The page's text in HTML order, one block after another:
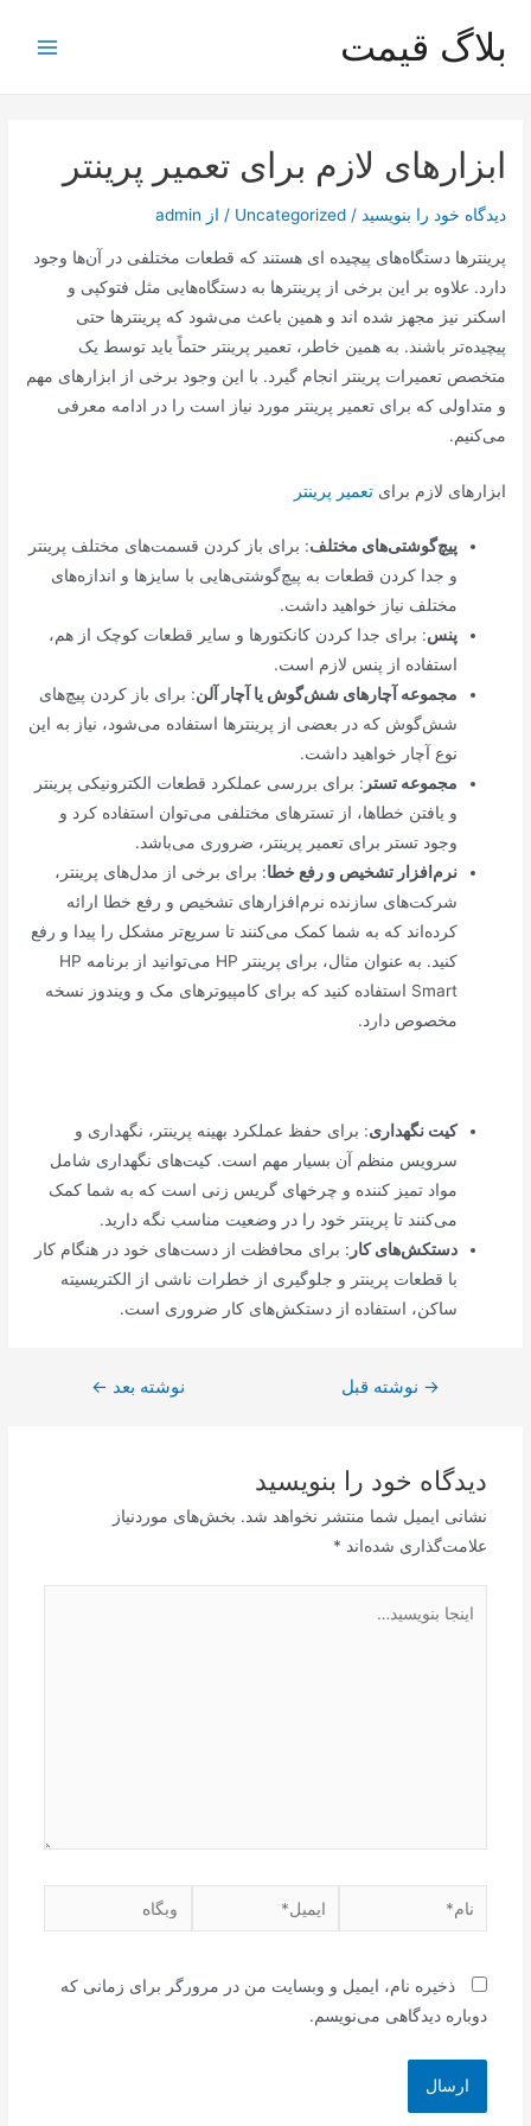
محتوا
بلاگ قیمت
ابزارهای لازم برای تعمیر پرینتر
دیدگاه‌ خود را بنویسید /
Uncategorized / از admin
پرینترها دستگاه‌های پیچیده ای هستند که قطعات مختلفی در آن‌ها وجود
دارد. علاوه بر این برخی از پرینترها به دستگاه‌هایی مثل فتوکپی و
اسکنر نیز مجهز شده اند و همین باعث می‌شود که پرینترها حتی
پیچیده‌تر باشند. به همین خاطر، تعمیر پرینتر حتماً باید توسط یک
متخصص تعمیرات پرینتر انجام گیرد. با این وجود برخی از ابزارهای مهم
و متداولی که برای تعمیر پرینتر مورد نیاز است را در ادامه معرفی
می‌کنیم.
ابزارهای لازم برایتعمیر پرینتر
پیچ‌گوشتی‌های مختلف: برای باز کردن قسمت‌های مختلف پرینتر
و جدا کردن قطعات به پیچ‌گوشتی‌هایی با سایزها و اندازه‌های
مختلف نیاز خواهید داشت.
پنس: برای جدا کردن کانکتورها و سایر قطعات کوچک از هم،
استفاده از پنس لازم است.
مجموعه آچارهای شش‌گوش یا آچار آلن: برای باز کردن پیچ‌های
شش‌گوش که در بعضی از پرینترها استفاده می‌شود، نیاز به این
نوع آچار خواهید داشت.
مجموعه تستر : برای بررسی عملکرد قطعات الکترونیکی پرینتر
و یافتن خطاها، از تسترهای مختلفی می‌توان استفاده کرد و
وجود تستر برای تعمیر پرینتر، ضروری می‌باشد.
نرم‌افزار تشخیص و رفع خطا: برای برخی از مدل‌های پرینتر،
شرکت‌های سازنده نرم‌افزارهای تشخیص و رفع خطا ارائه
کرده‌اند که به شما کمک می‌کنند تا سریع‌تر مشکل را پیدا و رفع
کنید. به عنوان مثال، برای پرینتر HP می‌توانید از برنامه HP
Smart استفاده کنید که برای کامپیوترهای مک و ویندوز نسخه
مخصوص دارد.
کیت نگهداری: برای حفظ عملکرد بهینه پرینتر، نگهداری و
سرویس منظم آن بسیار مهم است. کیت‌های نگهداری شامل
مواد تمیز کننده و چرخهای گریس زنی است که به شما کمک
می‌کنند تا پرینتر خود را در وضعیت مناسب نگه دارید.
دستکش‌های کار : برای محافظت از دست‌های خود در هنگام کار
با قطعات پرینتر و جلوگیری از خطرات ناشی از الکتریسیته
ساکن، استفاده از دستکش‌های کار ضروری است.
راهبری
→ نوشته قبل نوشته بعد ←
دیدگاه‌ خود را بنویسید
نشانی ایمیل شما منتشر نخواهد شد. بخش‌های موردنیاز
علامت‌گذاری شده‌اند *
بنویسید…
نام* ایمیل* وبگاه
ذخیره نام، ایمیل و وبسایت من در مرورگر برای زمانی که
دوباره دیدگاهی می‌نویسم.